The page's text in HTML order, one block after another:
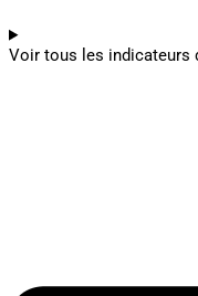
Voir tous les indicateurs